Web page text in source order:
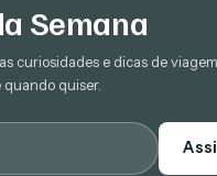
Semana
curiosidades e dicas de
quando quiser.